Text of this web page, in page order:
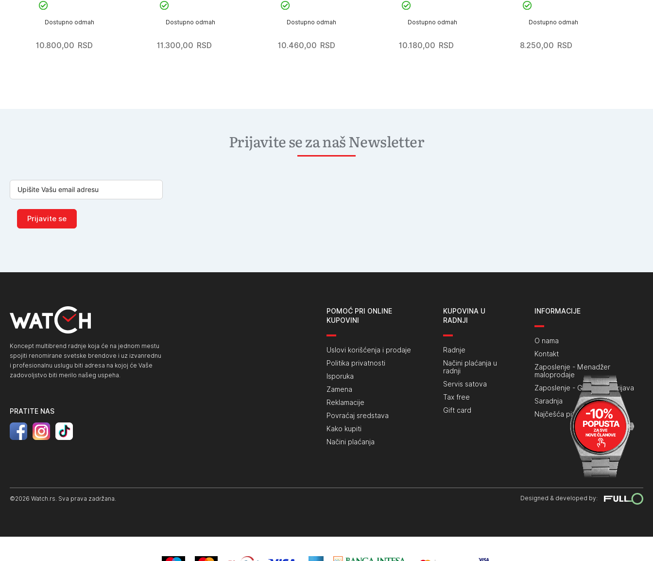
Dostupno odmah
10.800,00 RSD
Dostupno odmah
11.300,00 RSD
Dostupno odmah
10.460,00 RSD
Dostupno odmah
10.180,00 RSD
Dostupno odmah
8.250,00 RSD
Prijavite se za naš Newsletter
Prijavite se
Koncept multibrend radnje koja će na jednom mestu
spojiti renomirane svetske brendove i uz izvanrednu
i profesionalnu uslugu biti adresa na kojoj će Vaše
zadovoljstvo biti merilo našeg uspeha.
PRATITE NAS
POMOĆ PRI ONLINE
KUPOVINI
Uslovi korišćenja i prodaje
Politika privatnosti
Isporuka
Zamena
Reklamacije
Povraćaj sredstava
Kako kupiti
Načini plaćanja
KUPOVINA U
RADNJI
Radnje
Načini plaćanja u
radnji
Servis satova
Tax free
Gift card
INFORMACIJE
O nama
Kontakt
Zaposlenje - Menadžer
maloprodaje
Zaposlenje - Generalna prijava
Saradnja
Najčešća pitanja
©2026 Watch.rs. Sva prava zadržana. Designed & developed by: